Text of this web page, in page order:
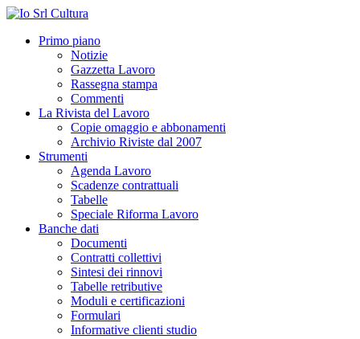
Primo piano
Notizie
Gazzetta Lavoro
Rassegna stampa
Commenti
La Rivista del Lavoro
Copie omaggio e abbonamenti
Archivio Riviste dal 2007
Strumenti
Agenda Lavoro
Scadenze contrattuali
Tabelle
Speciale Riforma Lavoro
Banche dati
Documenti
Contratti collettivi
Sintesi dei rinnovi
Tabelle retributive
Moduli e certificazioni
Formulari
Informative clienti studio